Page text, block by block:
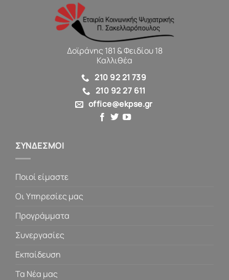
Δοϊράνης 181 & Φειδίου 18
Καλλιθέα
210 92 21 739
210 92 27 611
office@ekpse.gr
ΣΥΝΔΕΣΜΟΙ
Ποιοί είμαστε
Οι Υπηρεσίες μας
Προγράμματα
Συνεργασίες
Εκπαίδευση
Τα Νέα μας